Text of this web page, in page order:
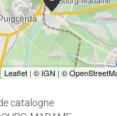
catalogne